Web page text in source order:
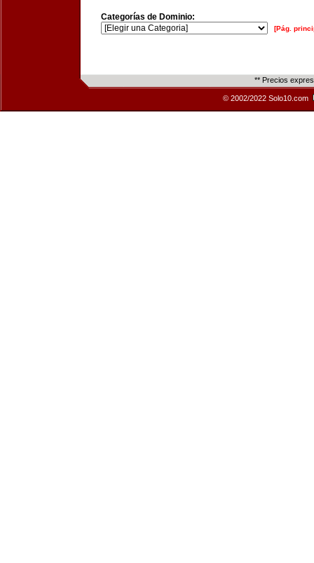
Categorías de Dominio:
[Pág.
** Precios
© 2002/2022 Solo10.com